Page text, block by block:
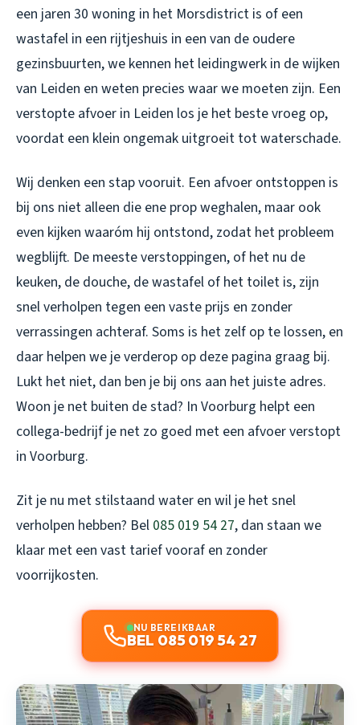
een jaren 30 woning in het Morsdistrict is of een
wastafel in een rijtjeshuis in een van de oudere
gezinsbuurten, we kennen het leidingwerk in de wijken
van Leiden en weten precies waar we moeten zijn. Een
verstopte afvoer in Leiden los je het beste vroeg op,
voordat een klein ongemak uitgroeit tot waterschade.
Wij denken een stap vooruit. Een afvoer ontstoppen is
bij ons niet alleen die ene prop weghalen, maar ook
even kijken waaróm hij ontstond, zodat het probleem
wegblijft. De meeste verstoppingen, of het nu de
keuken, de douche, de wastafel of het toilet is, zijn
snel verholpen tegen een vaste prijs en zonder
verrassingen achteraf. Soms is het zelf op te lossen, en
daar helpen we je verderop op deze pagina graag bij.
Lukt het niet, dan ben je bij ons aan het juiste adres.
Woon je net buiten de stad? In Voorburg helpt een
collega-bedrijf je net zo goed met een afvoer verstopt
in Voorburg.
Zit je nu met stilstaand water en wil je het snel
verholpen hebben? Bel 085 019 54 27, dan staan we
klaar met een vast tarief vooraf en zonder
voorrijkosten.
NU BEREIKBAAR
BEL 085 019 54 27